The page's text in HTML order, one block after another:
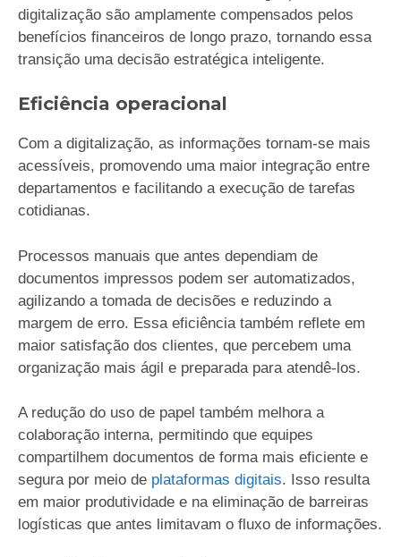
digitalização são amplamente compensados pelos
benefícios financeiros de longo prazo, tornando essa
transição uma decisão estratégica inteligente.
Eficiência operacional
Com a digitalização, as informações tornam-se mais
acessíveis, promovendo uma maior integração entre
departamentos e facilitando a execução de tarefas
cotidianas.
Processos manuais que antes dependiam de
documentos impressos podem ser automatizados,
agilizando a tomada de decisões e reduzindo a
margem de erro. Essa eficiência também reflete em
maior satisfação dos clientes, que percebem uma
organização mais ágil e preparada para atendê-los.
A redução do uso de papel também melhora a
colaboração interna, permitindo que equipes
compartilhem documentos de forma mais eficiente e
segura por meio de plataformas digitais. Isso resulta
em maior produtividade e na eliminação de barreiras
logísticas que antes limitavam o fluxo de informações.